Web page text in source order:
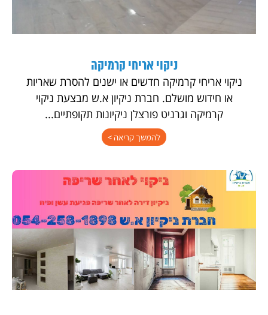
ניקוי אריחי קרמיקה
ניקוי אריחי קרמיקה חדשים או ישנים להסרת שאריות
או חידוש מושלם. חברת ניקיון א.ש מבצעת ניקוי
קרמיקה וגרניט פורצלן ניקיונות תקופתיים...
להמשך קריאה >